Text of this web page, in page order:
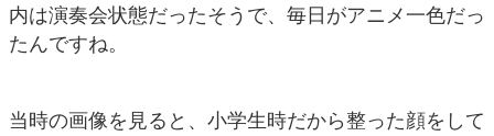
内は演奏会状態だったそうで、毎日がアニメ一色だっ
たんですね。
当時の画像を見ると、小学生時だから整った顔をして